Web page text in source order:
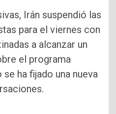
Irán suspendió las
para el viernes con
a alcanzar un
el programa
se ha fijado una nueva